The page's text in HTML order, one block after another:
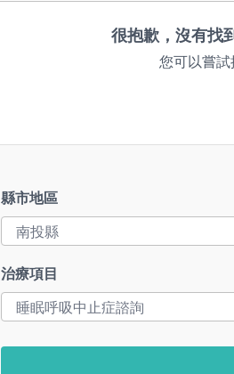
很抱歉，沒有找
您可以嘗試
縣市地區
治療項目